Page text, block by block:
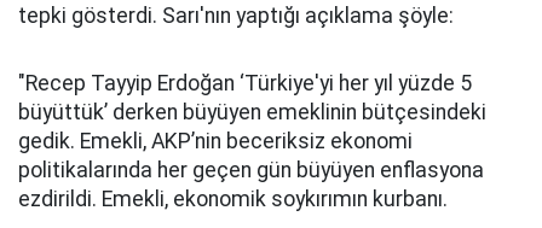
tepki gösterdi. Sarı'nın yaptığı açıklama şöyle:
"Recep Tayyip Erdoğan ‘Türkiye'yi her yıl yüzde 5
büyüttük’ derken büyüyen emeklinin bütçesindeki
gedik. Emekli, AKP’nin beceriksiz ekonomi
politikalarında her geçen gün büyüyen enflasyona
ezdirildi. Emekli, ekonomik soykırımın kurbanı.